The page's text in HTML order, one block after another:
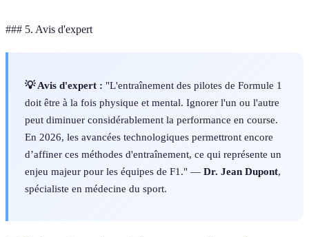
### 5. Avis d'expert
💡 Avis d'expert : "L'entraînement des pilotes de Formule 1
doit être à la fois physique et mental. Ignorer l'un ou l'autre
peut diminuer considérablement la performance en course.
En 2026, les avancées technologiques permettront encore
d’affiner ces méthodes d'entraînement, ce qui représente un
enjeu majeur pour les équipes de F1." — Dr. Jean Dupont,
spécialiste en médecine du sport.